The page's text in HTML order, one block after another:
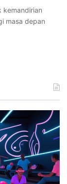
kemandirian
masa depan